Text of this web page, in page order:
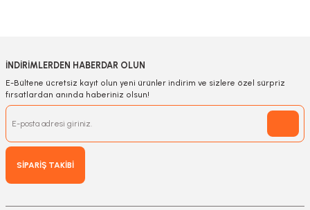
İNDİRİMLERDEN HABERDAR OLUN
E-Bültene ücretsiz kayıt olun yeni ürünler indirim ve sizlere özel sürpriz
fırsatlardan anında haberiniz olsun!
SİPARİŞ TAKİBİ